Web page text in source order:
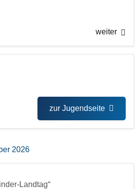
weiter
zur Jugendseite
2026
Landtag“